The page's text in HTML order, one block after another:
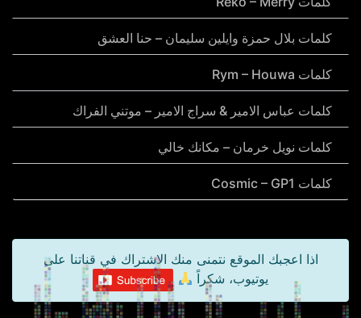
كلمات بلال حمزة وايلين سليمان – حنا العشق
كلمات Rym – Houwa
كلمات عباس الامير & سراج الامير – موتني الفراك
كلمات نويل خرمان – مكانك خالي
كلمات Cosmic – GP1
اذا اعجبك الموقع نتمنى منك الاشتراك في قناتنا على
يوتيوب، شكراً